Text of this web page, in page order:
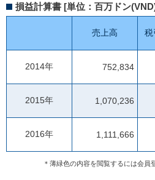
損益計算書 [単位：百万ドン
売上高 税
2014年 752,834
2015年 1,070,236
2016年 1,111,666
＊薄緑色の内容を閲覧するには会員